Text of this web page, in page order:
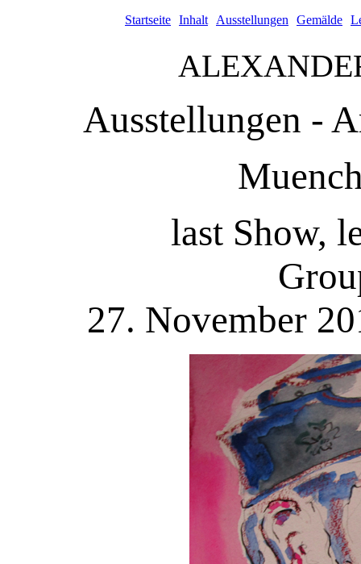
Startseite Inhalt Ausstellungen Gemälde
Ausstellungen -
last Show,
27. November